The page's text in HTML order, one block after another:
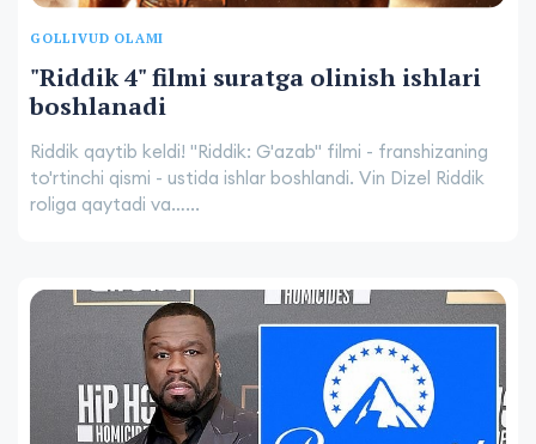
GOLLIVUD OLAMI
"Riddik 4" filmi suratga olinish ishlari
boshlanadi
Riddik qaytib keldi! "Riddik: G'azab" filmi - franshizaning
to'rtinchi qismi - ustida ishlar boshlandi. Vin Dizel Riddik
roliga qaytadi va…...